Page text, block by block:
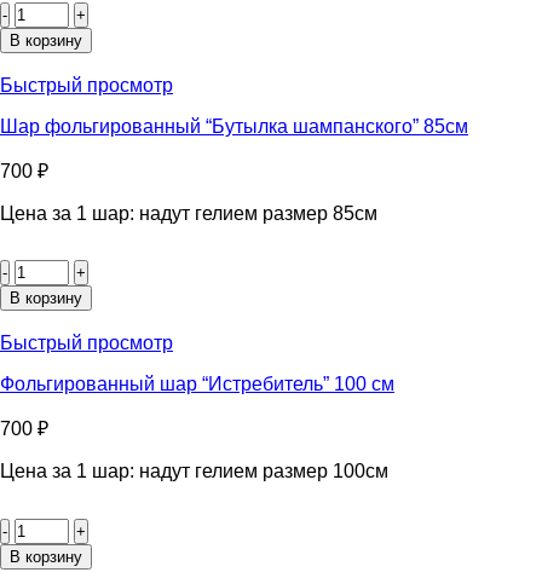
товара
Фольгированные
от
9
100см
В корзину
Быстрый просмотр
Шар фольгированный “Бутылка шампанского” 85см
700 ₽
Цена за 1 шар: надут гелием размер 85см
товара
Шар
"Бутылка
85см
В корзину
Быстрый просмотр
Фольгированный шар “Истребитель” 100 см
700 ₽
Цена за 1 шар: надут гелием размер 100см
товара
Фольгированный
В корзину